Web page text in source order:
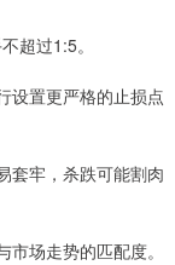
超过1:5。
设置更严格的止损点
套牢，杀跌可能割肉
场走势的匹配度。